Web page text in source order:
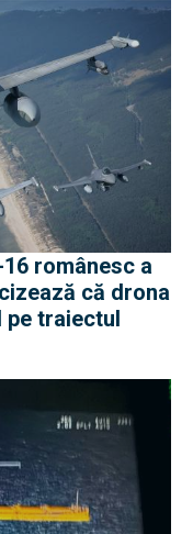
românesc a
că drona
traiectul